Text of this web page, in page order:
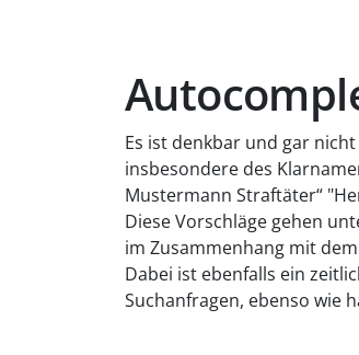
Es ist denkbar und gar
insbesondere des
Mustermann Straftäter“
Diese Vorschläge gehen
im Zusammenhang mit
Dabei ist ebenfalls ein
Suchanfragen, ebenso wie